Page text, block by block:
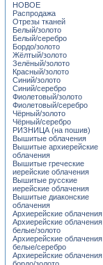
НОВОЕ
Распродажа
Отрезы тканей
Белый/золото
Белый/серебро
Бордо/золото
Жёлтый/золото
Зелёный/золото
Красный/золото
Синий/золото
Синий/серебро
Фиолетовый/золото
Фиолетовый/серебро
Чёрный/золото
Чёрный/серебро
РИЗНИЦА (на пошив)
Вышитые облачения
Вышитые архиерейские
облачения
Вышитые греческие
иерейские облачения
Вышитые русские
иерейские облачения
Вышитые диаконские
облачения
Архиерейские облачения
Архиерейские облачения
белые/золото
Архиерейские облачения
белые/серебро
Архиерейские облачения